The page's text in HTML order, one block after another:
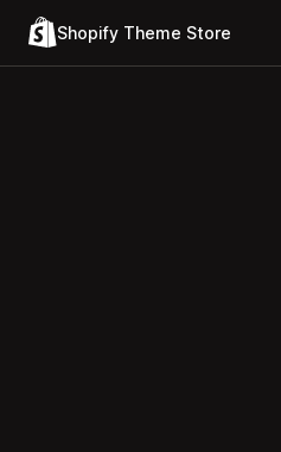
Shopify Theme Store